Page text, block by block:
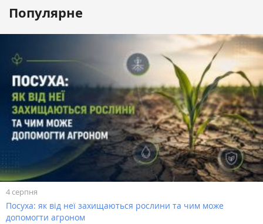
Популярне
4 серпня
Посуха: як від неї захищаються рослини та чим може
допомогти агроном